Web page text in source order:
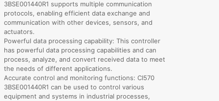
3BSE001440R1 supports multiple communication
protocols, enabling efficient data exchange and
communication with other devices, sensors, and
actuators.
Powerful data processing capability: This controller
has powerful data processing capabilities and can
process, analyze, and convert received data to meet
the needs of different applications.
Accurate control and monitoring functions: CI570
3BSE001440R1 can be used to control various
equipment and systems in industrial processes,